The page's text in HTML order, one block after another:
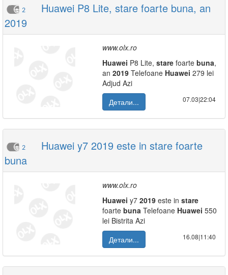
2
Huawei P8 Lite, stare foarte buna, an
2019
www.olx.ro
Huawei P8 Lite, stare foarte buna,
an 2019 Telefoane Huawei 279 lei
Adjud Azi
Детали...
07.03|22:04
2
Huawei y7 2019 este in stare foarte
buna
www.olx.ro
Huawei y7 2019 este in stare
foarte buna Telefoane Huawei 550
lei Bistrita Azi
Детали...
16.08|11:40